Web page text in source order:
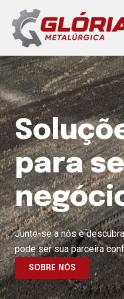
para
conteúdo
para
Junte-se a nós e
pode ser sua parceira
SOBRE NÓS